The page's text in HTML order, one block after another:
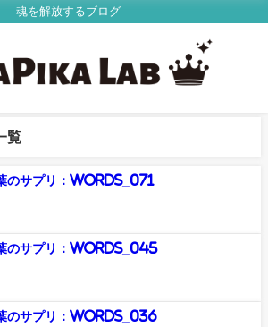
魂を解放するブログ
覧
のサプリ：Words_071
のサプリ：Words_045
のサプリ：Words_036